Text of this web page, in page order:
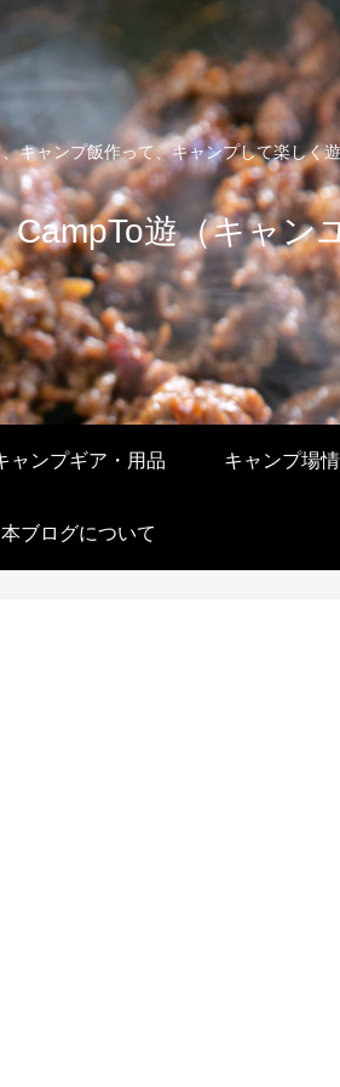
キャンプ飯作って、キャンプして楽しく
遊（キャン
ャンプギア・用品 キャンプ場
本ブログについて